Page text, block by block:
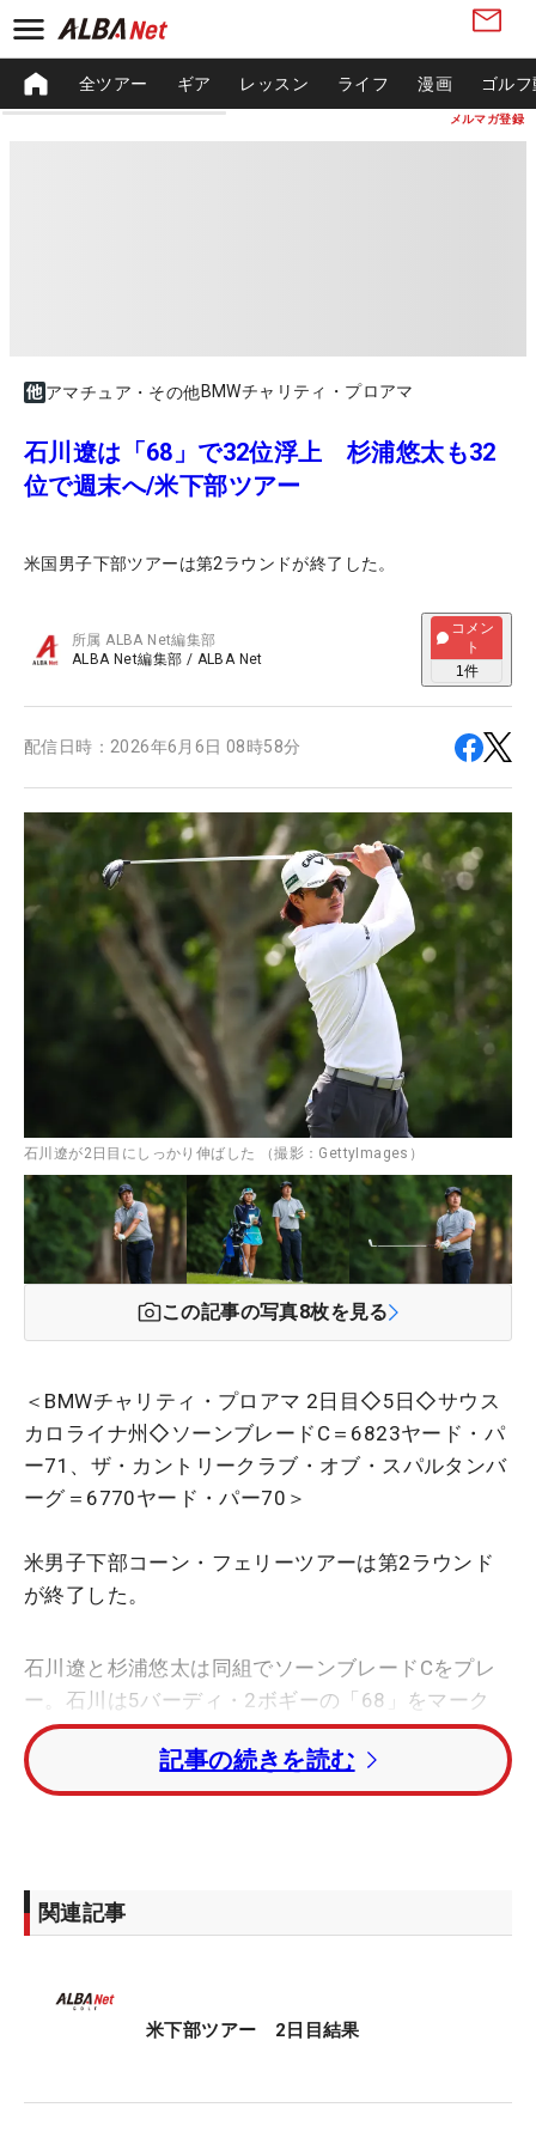
メルマガ登録
全ツアー ギア レッスン ライフ 漫画 ゴル
アマチュア・その他BMWチャリティ・プロアマ
石川遼は「68」で32位浮上 杉浦悠太も32
位で週末へ/米下部ツアー
米国男子下部ツアーは第2ラウンドが終了した。
所属ALBA Net編集部
ALBA Net編集部 / ALBA Net
コメン
ト
1件
配信日時： 2026年6月6日 08時58分
石川遼が2日目にしっかり伸ばした （撮影：GettyImages）
この記事の写真8枚を見る
＜BMWチャリティ・プロアマ 2日目◇5日◇サウス
カロライナ州◇ソーンブレードC＝6823ヤード・パ
ー71、ザ・カントリークラブ・オブ・スパルタンバ
ーグ＝6770ヤード・パー70＞
米男子下部コーン・フェリーツアーは第2ラウンド
が終了した。
石川遼と杉浦悠太は同組でソーンブレードCをプレ
ー。石川は5バーディ・2ボギーの「68」をマーク
し、トータル3アンダー・32位タイに浮上。2試合ぶ
りの予選通過を決めた。
トータル8アンダー・首位にビセンテ・マルツィリ
イ（ともに米国）が並んでいる。
記事の続きを読む
関連記事
米下部ツアー 2日目結果